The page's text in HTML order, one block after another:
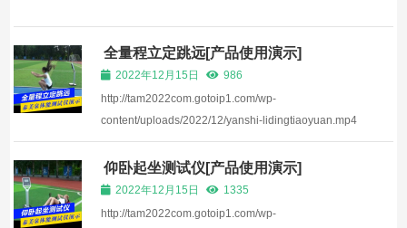
全量程立定跳远[产品使用演示]
2022年12月15日
986
http://tam2022com.gotoip1.com/wp-
content/uploads/2022/12/yanshi-lidingtiaoyuan.mp4
仰卧起坐测试仪[产品使用演示]
2022年12月15日
1335
http://tam2022com.gotoip1.com/wp-